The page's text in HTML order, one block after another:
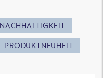
NACHHALTIGKEIT
PRODUKTNEUHEIT